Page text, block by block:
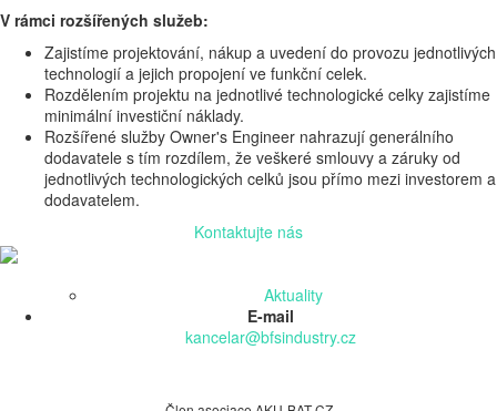
V rámci rozšířených služeb:
Zajistíme projektování, nákup a uvedení do provozu jednotlivých
technologií a jejich propojení ve funkční celek.
Rozdělením projektu na jednotlivé technologické celky zajistíme
minimální investiční náklady.
Rozšířené služby Owner's Engineer nahrazují generálního
dodavatele s tím rozdílem, že veškeré smlouvy a záruky od
jednotlivých technologických celků jsou přímo mezi investorem a
dodavatelem.
Kontaktujte nás
Aktuality
E-mail
kancelar@bfsindustry.cz